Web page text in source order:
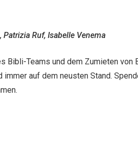
Ruf, Isabelle Venema
Bibli-Teams und dem Zumieten von
auf dem neusten Stand.